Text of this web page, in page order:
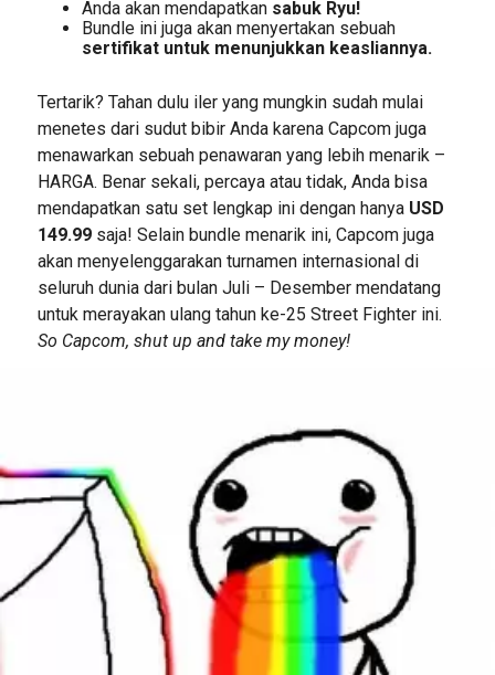
Anda akan mendapatkansabuk Ryu!
Bundle ini juga akan menyertakan sebuah
sertifikat untuk menunjukkan keasliannya.
Tertarik? Tahan dulu iler yang mungkin sudah mulai
menetes dari sudut bibir Anda karena Capcom juga
menawarkan sebuah penawaran yang lebih menarik –
HARGA. Benar sekali, percaya atau tidak, Anda bisa
mendapatkan satu set lengkap ini dengan hanya USD
149.99saja! Selain bundle menarik ini, Capcom juga
akan menyelenggarakan turnamen internasional di
seluruh dunia dari bulan Juli – Desember mendatang
untuk merayakan ulang tahun ke-25 Street Fighter ini.
So Capcom, shut up and take my money!